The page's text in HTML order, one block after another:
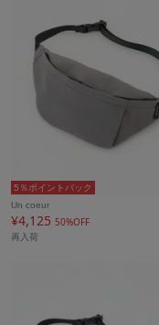
5％ポイントバック
Un coeur
¥4,125 50%OFF
再入荷